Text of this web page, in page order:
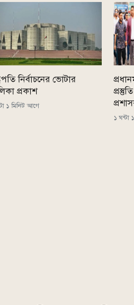
নির্বাচনের ভোটার
প্রকাশ
১ মিনিট আগে
১ ঘন্টা